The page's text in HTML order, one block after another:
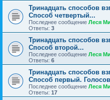
Тринадцать способов
Способ четвертый...
Последнее сообщение Леся
Ответы: 3
Тринадцать способов
Способ второй...
Последнее сообщение Леся
Ответы: 6
Тринадцать способов
Способ первый.
Последнее сообщение Леся
Ответы: 17